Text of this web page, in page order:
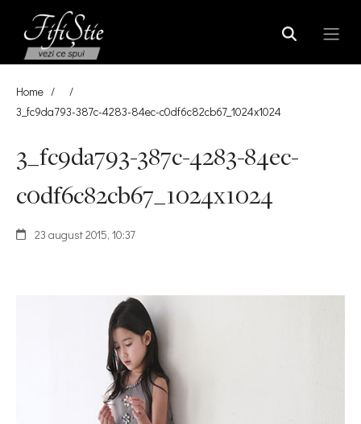
Home /
/
3_fc9da793-387c-4283-84ec-c0df6c82cb67_1024x1024
3_fc9da793-387c-4283-84ec-
c0df6c82cb67_1024x1024
23 august 2015, 10:37